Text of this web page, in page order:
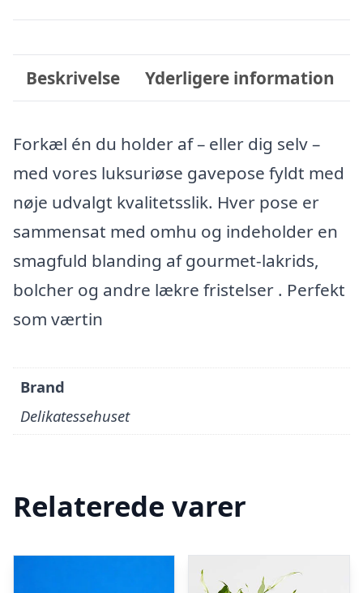
Beskrivelse Yderligere information
Forkæl én du holder af – eller dig selv –
med vores luksuriøse gavepose fyldt med
nøje udvalgt kvalitetsslik. Hver pose er
sammensat med omhu og indeholder en
smagfuld blanding af gourmet-lakrids,
bolcher og andre lækre fristelser . Perfekt
som værtin
Brand
Delikatessehuset
Relaterede varer